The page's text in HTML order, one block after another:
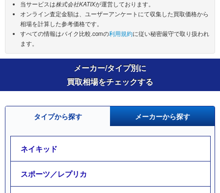
当サービスは株式会社KATIXが運営しております。
オンライン査定金額は、ユーザーアンケートにて収集した買取価格から
相場を計算した参考価格です。
すべての情報はバイク比較.comの利用規約に従い秘密厳守で取り扱われ
ます。
メーカー/タイプ別に
買取相場をチェックする
タイプから探す メーカーから探す
ネイキッド
スポーツ／レプリカ